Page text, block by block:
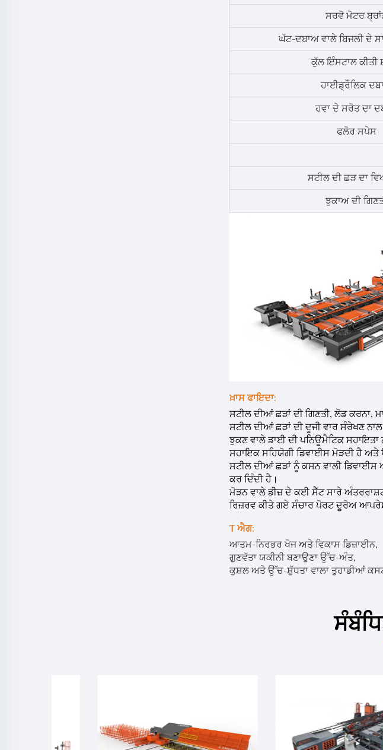
ਸਰਵੋ ਮੋਟਰ
ਘੱਟ-ਦਬਾਅ ਵਾਲੇ ਬਿਜਲੀ ਦੇ
ਕੁੱਲ ਇੰਸਟਾਲ ਕੀਤੀ
ਹਾਈਡ੍ਰੌਲਿਕ
ਹਵਾ ਦੇ ਸਰੋਤ ਦਾ
ਫਲੋਰ ਸਪੇਸ
ਸਟੀਲ ਦੀ ਛੜ ਦਾ
ਝੁਕਾਅ ਦੀ
ਖ਼ਾਸ ਫਾਇਦਾ:
ਸਟੀਲ ਦੀਆਂ ਛੜਾਂ ਦੀ ਗਿਣਤੀ, ਲੋਡ ਕਰਨਾ,
ਸਟੀਲ ਦੀਆਂ ਛੜਾਂ ਦੀ ਦੂਜੀ ਵਾਰ ਸੰਰੇਖਣ
ਝੁਕਣ ਵਾਲੇ ਡਾਈ ਦੀ ਪਨਿਊਮੈਟਿਕ
ਸਹਾਇਕ ਸਹਿਯੋਗੀ ਡਿਵਾਈਸ ਮੋੜਦੀ ਹੈ ਅਤੇ
ਸਟੀਲ ਦੀਆਂ ਛੜਾਂ ਨੂੰ ਕਸਨ ਵਾਲੀ
ਕਰ ਦਿੰਦੀ ਹੈ।
ਮੋੜਨ ਵਾਲੇ ਡੀਜ਼ ਦੇ ਕਈ ਸੈੱਟ ਸਾਰੇ
ਰਿਜ਼ਰਵ ਕੀਤੇ ਗਏ ਸੰਚਾਰ ਪੋਰਟ ਦੂਰੋਅ
Tਐਗ:
ਆਤਮ-ਨਿਰਭਰ ਖੋਜ ਅਤੇ ਵਿਕਾਸ ਡਿਜ਼ਾਈਨ,
ਗੁਣਵੱਤਾ ਯਕੀਨੀ ਬਣਾਉਣਾ ਉੱਚ-ਅੰਤ,
ਕੁਸ਼ਲ ਅਤੇ ਉੱਚ-ਸ਼ੁੱਧਤਾ ਵਾਲਾ ਤੁਹਾਡੀਆਂ